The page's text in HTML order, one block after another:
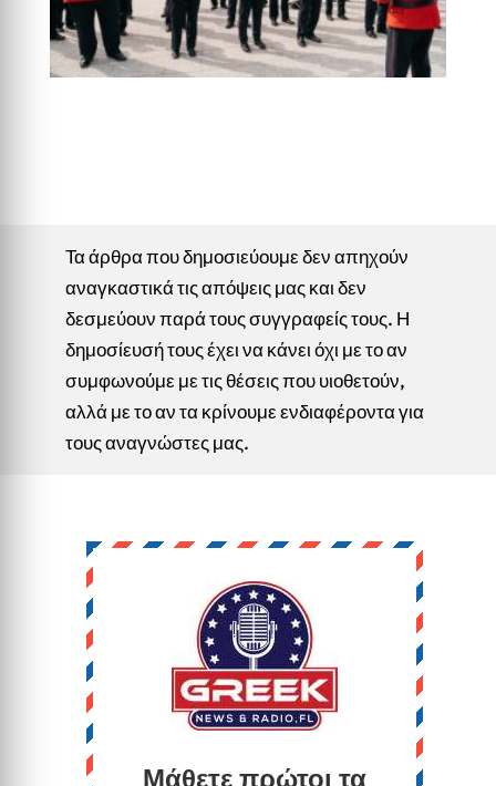
Τα άρθρα που δημοσιεύουμε δεν απηχούν
αναγκαστικά τις απόψεις μας και δεν
δεσμεύουν παρά τους συγγραφείς τους. Η
δημοσίευσή τους έχει να κάνει όχι με το αν
συμφωνούμε με τις θέσεις που υιοθετούν,
αλλά με το αν τα κρίνουμε ενδιαφέροντα για
τους αναγνώστες μας.
Μάθετε πρώτοι τα